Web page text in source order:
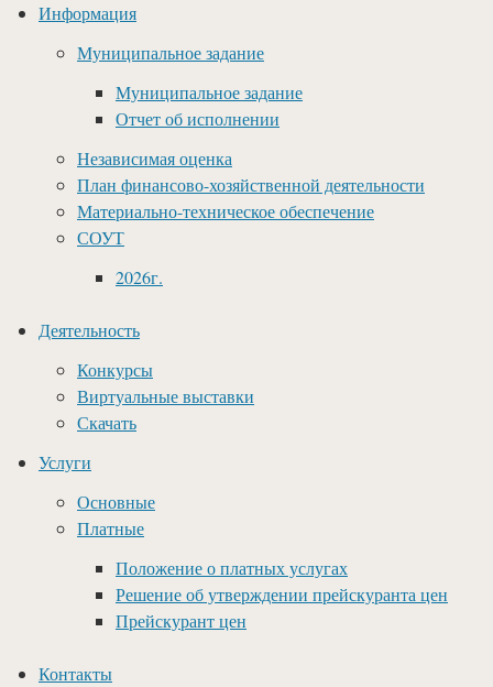
Информация
Муниципальное задание
Муниципальное задание
Отчет об исполнении
Независимая оценка
План финансово-хозяйственной деятельности
Материально-техническое обеспечение
СОУТ
2026г.
Деятельность
Конкурсы
Виртуальные выставки
Скачать
Услуги
Основные
Платные
Положение о платных услугах
Решение об утверждении прейскуранта цен
Прейскурант цен
Контакты